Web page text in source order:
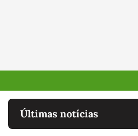
Últimas notícias